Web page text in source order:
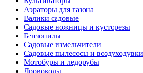
Аэраторы для газона
Валики садовые
Садовые ножницы и кусторезы
Бензопилы
Садовые измельчители
Садовые пылесосы и воздуходувки
Мотобуры и ледорубы
Дровоколы